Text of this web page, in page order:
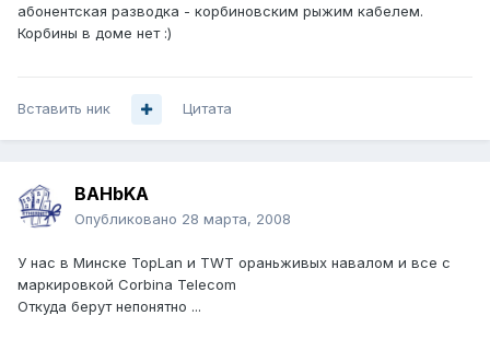
абонентская разводка - корбиновским рыжим кабелем.
Корбины в доме нет :)
Вставить ник Цитата
BAHbKA
Опубликовано 28 марта, 2008
У нас в Минске TopLan и TWT ораньживых навалом и все с
маркировкой Corbina Telecom
Откуда берут непонятно ...